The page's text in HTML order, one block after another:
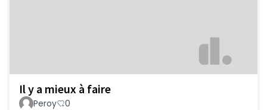
Il y a mieux à faire
Peroy 0